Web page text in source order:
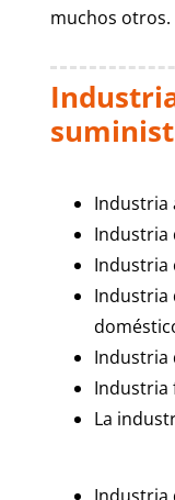
muchos otros.
Industria
Industria
Industria
Industria
Industria
Industria
La